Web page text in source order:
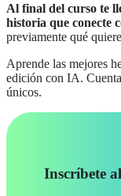
Al final del curso te
historia que conecte
previamente qué
Aprende las mejores
edición con IA.
únicos.
Inscríbete